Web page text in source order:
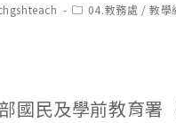
Post04.教務處 / 教學
國民及學前教育署